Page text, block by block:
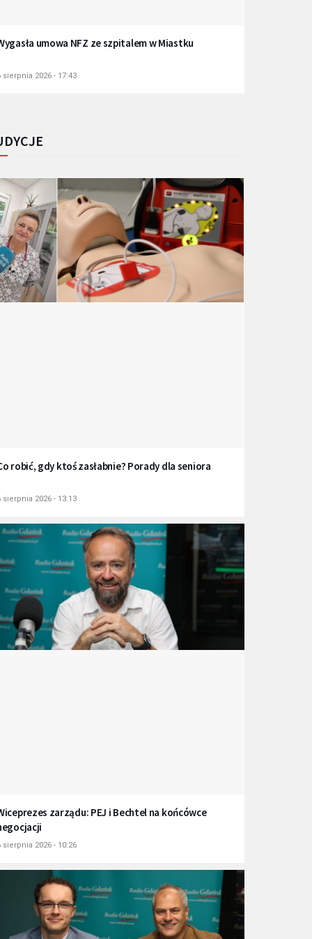
umowa NFZ ze szpitalem w Miastku
sierpnia 2026 - 17:43
robić, gdy ktoś zasłabnie? Porady dla seniora
sierpnia 2026 - 13:13
zarządu: PEJ i Bechtel na końcówce
sierpnia 2026 - 10:26